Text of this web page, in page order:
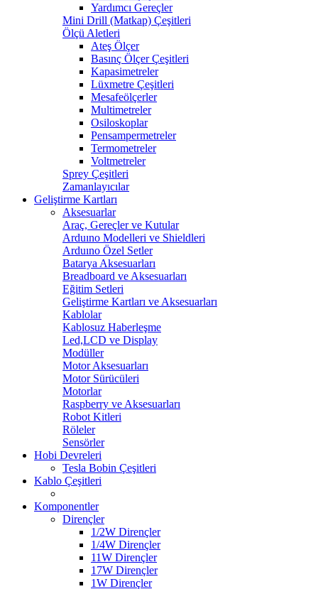
Yardımcı Gereçler
Mini Drill (Matkap) Çeşitleri
Ölçü Aletleri
Ateş Ölçer
Basınç Ölçer Çeşitleri
Kapasimetreler
Lüxmetre Çeşitleri
Mesafeölçerler
Multimetreler
Osiloskoplar
Pensampermetreler
Termometreler
Voltmetreler
Sprey Çeşitleri
Zamanlayıcılar
Geliştirme Kartları
Aksesuarlar
Araç, Gereçler ve Kutular
Arduıno Modelleri ve Shieldleri
Arduıno Özel Setler
Batarya Aksesuarları
Breadboard ve Aksesuarları
Eğitim Setleri
Geliştirme Kartları ve Aksesuarları
Kablolar
Kablosuz Haberleşme
Led,LCD ve Display
Modüller
Motor Aksesuarları
Motor Sürücüleri
Motorlar
Raspberry ve Aksesuarları
Robot Kitleri
Röleler
Sensörler
Hobi Devreleri
Tesla Bobin Çeşitleri
Kablo Çeşitleri
Komponentler
Dirençler
1/2W Dirençler
1/4W Dirençler
11W Dirençler
17W Dirençler
1W Dirençler